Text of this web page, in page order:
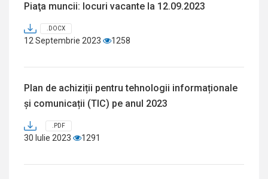
Piaţa muncii: locuri vacante la 12.09.2023
.DOCX
12 Septembrie 2023 1258
Plan de achiziții pentru tehnologii informaționale
și comunicații (TIC) pe anul 2023
.PDF
30 Iulie 2023 1291